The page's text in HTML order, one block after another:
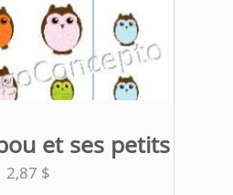
et ses petits
2,87 $